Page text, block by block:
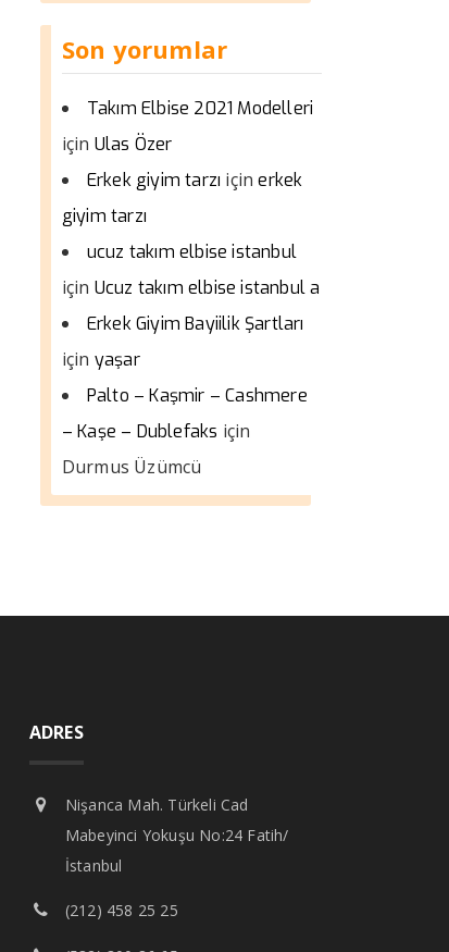
Son yorumlar
Takım Elbise 2021 Modelleri
için Ulas Özer
Erkek giyim tarzı içinerkek
giyim tarzı
ucuz takım elbise istanbul
için Ucuz takım elbise istanbul a
Erkek Giyim Bayiilik Şartları
için yaşar
Palto – Kaşmir – Cashmere
– Kaşe – Dublefaks için
Durmus Üzümcü
ADRES
Nişanca Mah. Türkeli Cad
Mabeyinci Yokuşu No:24 Fatih/
İstanbul
(212) 458 25 25